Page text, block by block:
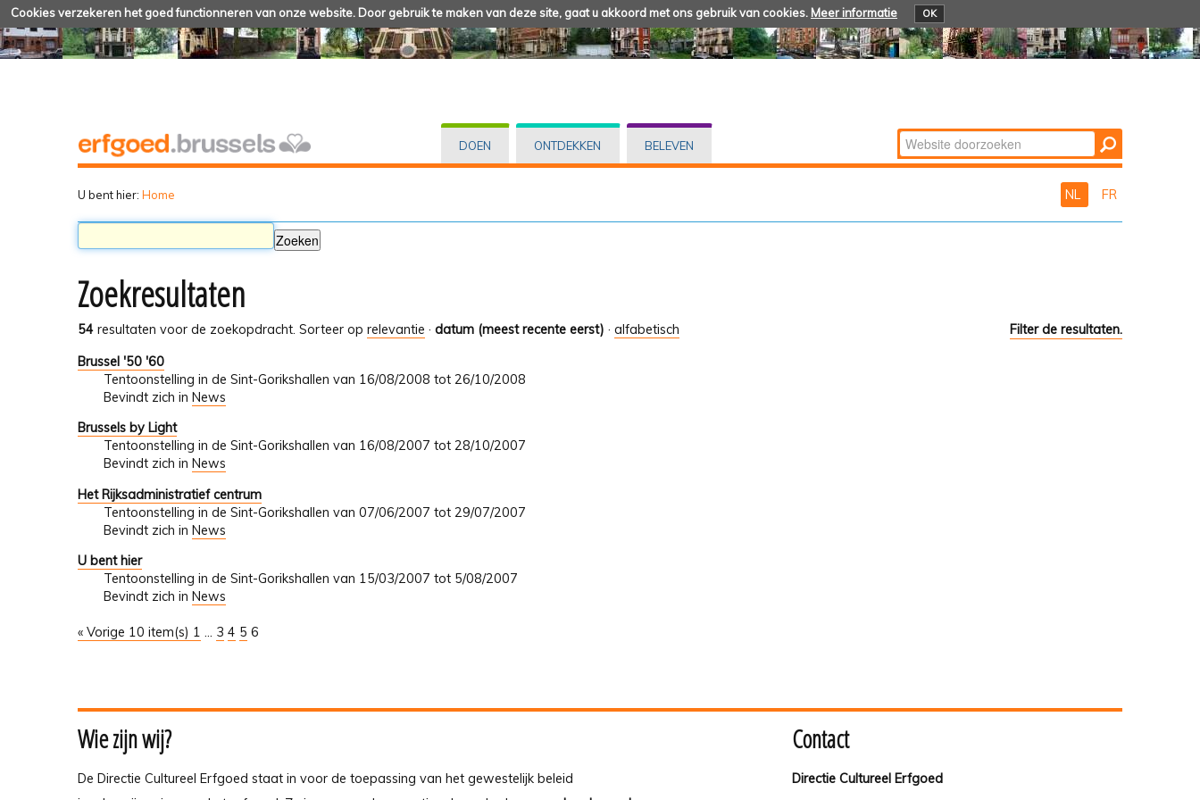
Cookies verzekeren het goed functionneren van onze website. Door gebruik te maken van deze site, gaat u akkoord met ons gebruik van cookies. Meer informatie OK
DOEN ONTDEKKEN BELEVEN Zoek
Geavanceerd
U bent hier: Home NL FR
Zoekresultaten
54 resultaten voor de zoekopdracht. Filter de resultaten.
Sorteer op relevantie · datum (meest recente eerst) · alfabetisch
Brussel '50 '60
Tentoonstelling in de Sint-Gorikshallen van 16/08/2008 tot 26/10/2008
Bevindt zich in News
Brussels by Light
Tentoonstelling in de Sint-Gorikshallen van 16/08/2007 tot 28/10/2007
Bevindt zich in News
Het Rijksadministratief centrum
Tentoonstelling in de Sint-Gorikshallen van 07/06/2007 tot 29/07/2007
Bevindt zich in News
U bent hier
Tentoonstelling in de Sint-Gorikshallen van 15/03/2007 tot 5/08/2007
Bevindt zich in News
« Vorige 10 item(s) 1 ... 3 4 5 6
Wie zijn wij?
De Directie Cultureel Erfgoed staat in voor de toepassing van het gewestelijk beleid
Contact
Directie Cultureel Erfgoed